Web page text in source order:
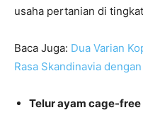
usaha pertanian di
Baca Juga: Dua Varian
Rasa Skandinavia
Telur ayam cage-free